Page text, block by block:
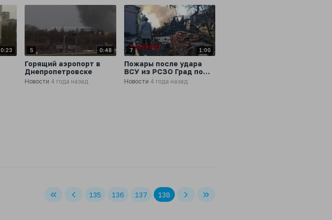
0:23 5 0:48
Горящий аэропорт в
Днепропетровске
Новости 4 года назад
7 1:00
Пожары после удара
ВСУ из РСЗО Град по
жилым кварталам г
Новости 4 года назад
135 136 137 138